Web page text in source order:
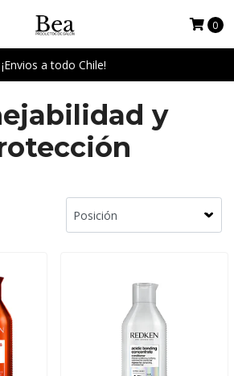
¡Envios a todo Chile!
0
y